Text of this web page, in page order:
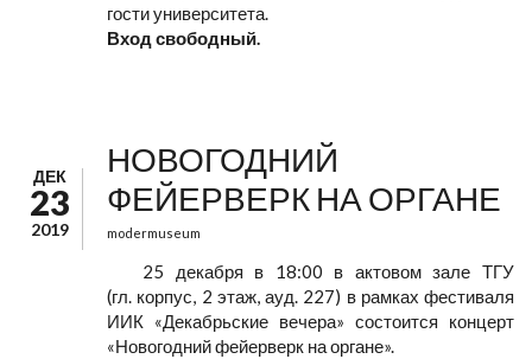
гости университета.
Вход свободный.
ДЕК
23
2019
НОВОГОДНИЙ
ФЕЙЕРВЕРК НА ОРГАНЕ
modermuseum
25 декабря в 18:00 в актовом зале ТГУ
(гл. корпус, 2 этаж, ауд. 227) в рамках фестиваля
ИИК «Декабрьские вечера» состоится концерт
«Новогодний фейерверк на органе».